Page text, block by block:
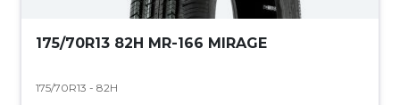
175/70R13 82H MR-166 MIRAGE
175/70R13 - 82H